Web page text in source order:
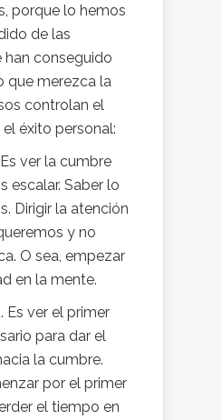
porque lo hemos
de las
han conseguido
que merezca la
controlan el
éxito personal:
ver la cumbre
escalar. Saber lo
Dirigir la atención
y no
O sea, empezar
en la mente.
Es ver el primer
para dar el
la cumbre.
por el primer
el tiempo en